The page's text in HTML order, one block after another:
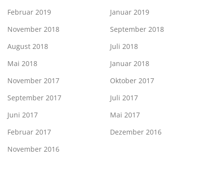
Februar 2019
Januar 2019
November 2018
September 2018
August 2018
Juli 2018
Mai 2018
Januar 2018
November 2017
Oktober 2017
September 2017
Juli 2017
Juni 2017
Mai 2017
Februar 2017
Dezember 2016
November 2016